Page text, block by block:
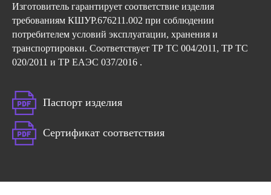
Изготовитель гарантирует соответствие изделия
требованиям КШУР.676211.002 при соблюдении
потребителем условий эксплуатации, xранения и
транспортировки. Cоответствует ТР ТС 004/2011, ТР ТС
020/2011 и ТР ЕАЭС 037/2016 .
Паспорт изделия
Сертификат соответствия